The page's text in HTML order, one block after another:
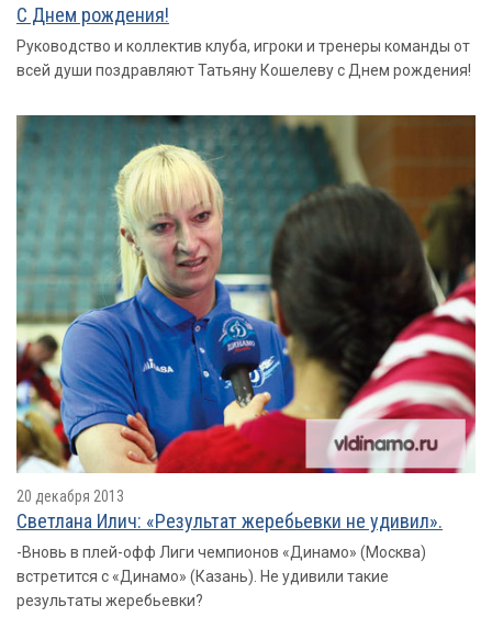
С Днем рождения!
Руководство и коллектив клуба, игроки и тренеры команды от
всей души поздравляют Татьяну Кошелеву с Днем рождения!
20 декабря 2013
Cветлана Илич: «Результат жеребьевки не удивил».
-Вновь в плей-офф Лиги чемпионов «Динамо» (Москва)
встретится с «Динамо» (Казань). Не удивили такие
результаты жеребьевки?